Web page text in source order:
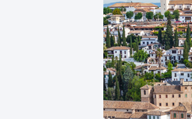
美国
加拿
澳大
瓦努
土耳